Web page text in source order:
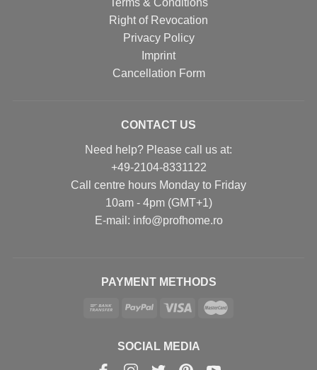
Right of Revocation
Privacy Policy
Imprint
Cancellation Form
CONTACT US
Need help? Please call us at:
+49-2104-8331122
Call centre hours Monday to Friday
10am - 4pm (GMT+1)
Е-mail: info@profhome.ro
PAYMENT METHODS
SOCIAL MEDIA